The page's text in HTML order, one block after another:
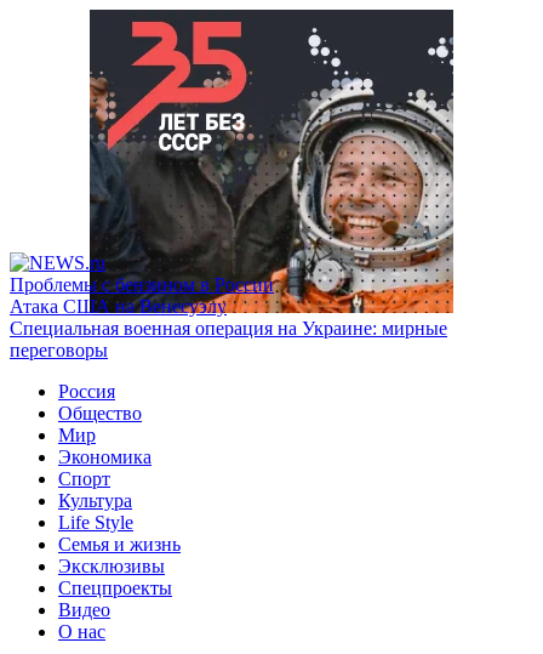
Проблемы с бензином в России
Атака США на Венесуэлу
Специальная военная операция на Украине: мирные
переговоры
Россия
Общество
Мир
Экономика
Спорт
Культура
Life Style
Семья и жизнь
Эксклюзивы
Спецпроекты
Видео
О нас